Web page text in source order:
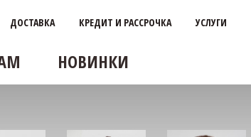
ДОСТАВКА КРЕДИТ И РАССРОЧКА УСЛУГИ
НОВИНКИ